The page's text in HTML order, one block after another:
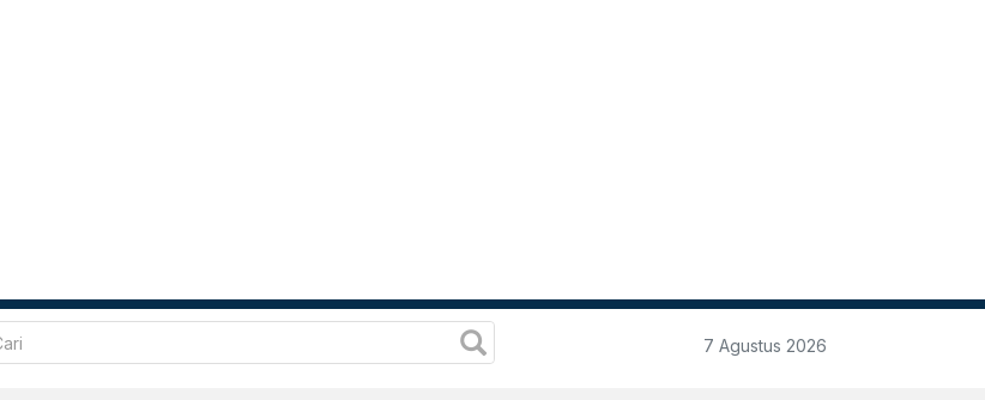
7 Agustus 2026